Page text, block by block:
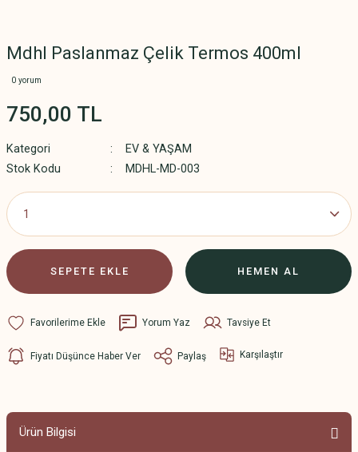
Mdhl Paslanmaz Çelik Termos 400ml
0 yorum
750,00 TL
Kategori
EV & YAŞAM
Stok Kodu
MDHL-MD-003
SEPETE EKLE HEMEN AL
Yorum Yaz Tavsiye Et
Fiyatı Düşünce Haber Ver Paylaş Karşılaştır
Ürün Bilgisi